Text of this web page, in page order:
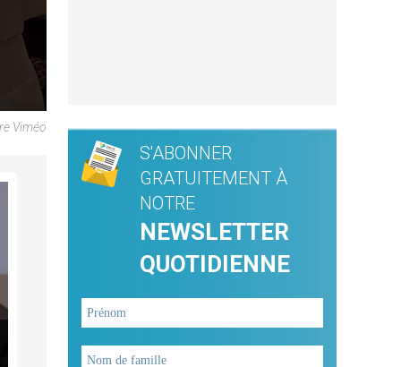
Viméo
S'ABONNER
GRATUITEMENT À
NOTRE
NEWSLETTER
QUOTIDIENNE